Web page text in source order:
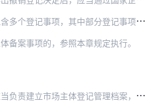
登记事项被认定为虚假，撤销虚假的登记事项不影响市场主体存续的，登记机关可以仅撤销虚假的登记事项。
备案事项的，参照本章规定执行。
对在登记、备案过程中形成的具有保存价值的文件依法分类，有序收集管理，推动档案电子化、影像化，提供市场主体登记管理档案查…